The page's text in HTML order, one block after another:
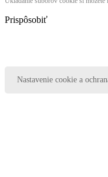
Prispôsobiť
Nastavenie cookie a